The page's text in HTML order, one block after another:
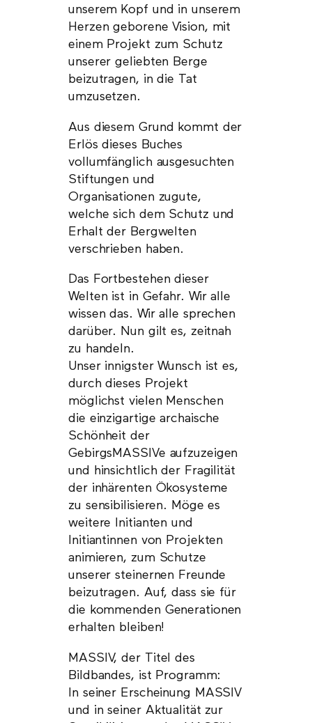
unserem Kopf und in unserem
Herzen geborene Vision, mit
einem Projekt zum Schutz
unserer geliebten Berge
beizutragen, in die Tat
umzusetzen.
Aus diesem Grund kommt der
Erlös dieses Buches
vollumfänglich ausgesuchten
Stiftungen und
Organisationen zugute,
welche sich dem Schutz und
Erhalt der Bergwelten
verschrieben haben.
Das Fortbestehen dieser
Welten ist in Gefahr. Wir alle
wissen das. Wir alle sprechen
darüber. Nun gilt es, zeitnah
zu handeln.
Unser innigster Wunsch ist es,
durch dieses Projekt
möglichst vielen Menschen
die einzigartige archaische
Schönheit der
GebirgsMASSIVe aufzuzeigen
und hinsichtlich der Fragilität
der inhärenten Ökosysteme
zu sensibilisieren. Möge es
weitere Initianten und
Initiantinnen von Projekten
animieren, zum Schutze
unserer steinernen Freunde
beizutragen. Auf, dass sie für
die kommenden Generationen
erhalten bleiben!
MASSIV, der Titel des
Bildbandes, ist Programm:
In seiner Erscheinung MASSIV
und in seiner Aktualität zur